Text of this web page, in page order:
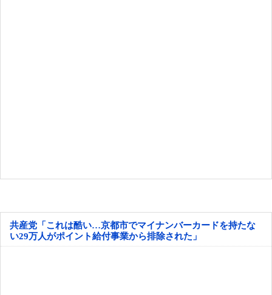
共産党「これは酷い…京都市でマイナンバーカードを持たな
い29万人がポイント給付事業から排除された」